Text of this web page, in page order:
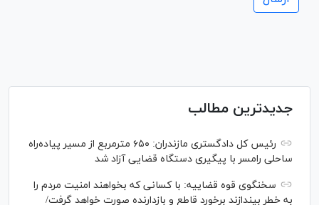
جدیدترین مطالب
رئیس کل دادگستری مازندران: ۶۵۰ مترمربع از مسیر پیاده‌راه
ساحلی رامسر با پیگیری دستگاه قضایی آزاد شد
سخنگوی قوه قضاییه: با کسانی که بخواهند امنیت مردم را
به خطر بیندازند برخورد قاطع و بازدارنده صورت خواهد گرفت/